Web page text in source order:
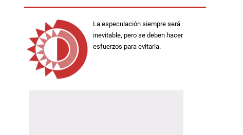
La especulación siempre será
inevitable, pero se deben hacer
esfuerzos para evitarla.